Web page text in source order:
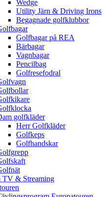
Wedge
Utility Järn & Driving Irons
Begagnade golfklubbor
Golfbagar på REA
Bärbagar
Vagnbagar
Pencilbag
Golfresefodral
golfkläder
Herr Golfkläder
Golfkeps
Golfhandskar
TV & Streaming